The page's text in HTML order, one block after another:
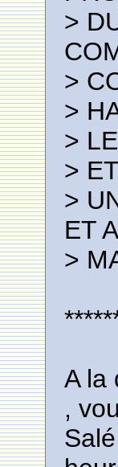
>
>
>
>
>
>
ET
>
A la
,